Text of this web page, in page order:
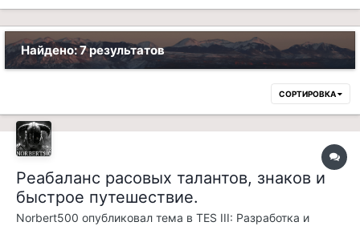
Найдено: 7 результатов
СОРТИРОВКА
Реабаланс расовых талантов, знаков и
быстрое путешествие.
Norbert500 опубликовал тема в TES III: Разработка и